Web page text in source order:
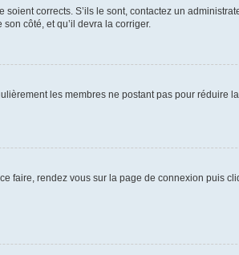
corrects. S’ils le sont, contactez un
côté, et qu’il devra la corriger.
les membres ne postant pas pour réduire
faire, rendez vous sur la page de connexion puis